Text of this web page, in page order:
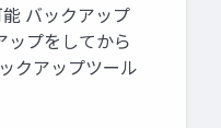
バックアップ
プをしてから
クアップツール